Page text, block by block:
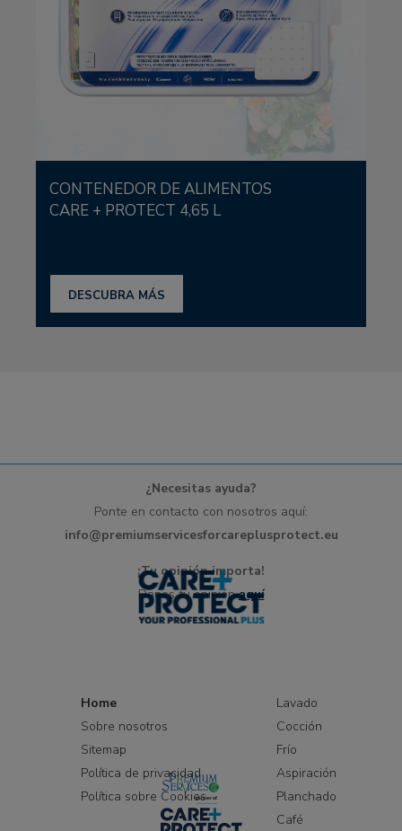
CONTENEDOR DE ALIMENTOS
CARE + PROTECT 4,65 L
DESCUBRA MÁS
¿Necesitas ayuda?
Ponte en contacto con nosotros aquí:
info@premiumservicesforcareplusprotect.eu
¡Tu opinión importa!
Danos tu opiniónaquí
Home
Sobre nosotros
Sitemap
Política de privacidad
Política sobre Cookies
Lavado
Cocción
Frío
Aspiración
Planchado
Café